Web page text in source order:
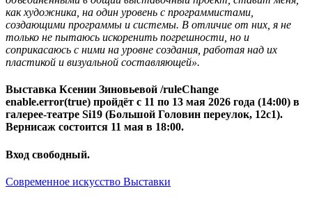
как художника, на один уровень с программистами,
создающими программы и системы. В отличие от них, я не
только не пытаюсь искоренить погрешности, но и
соприкасаюсь с ними на уровне создания, работая над их
пластикой и визуальной составляющей».
Выставка Ксении Зиновьевой /ruleChange
enable.error(true) пройдёт с 11 по 13 мая 2026 года (14:00) в
галерее-театре Si19 (Большой Головин переулок, 12с1).
​​​​​​​Вернисаж состоится 11 мая в 18:00.
Вход свободный.
Современное искусство Выставки